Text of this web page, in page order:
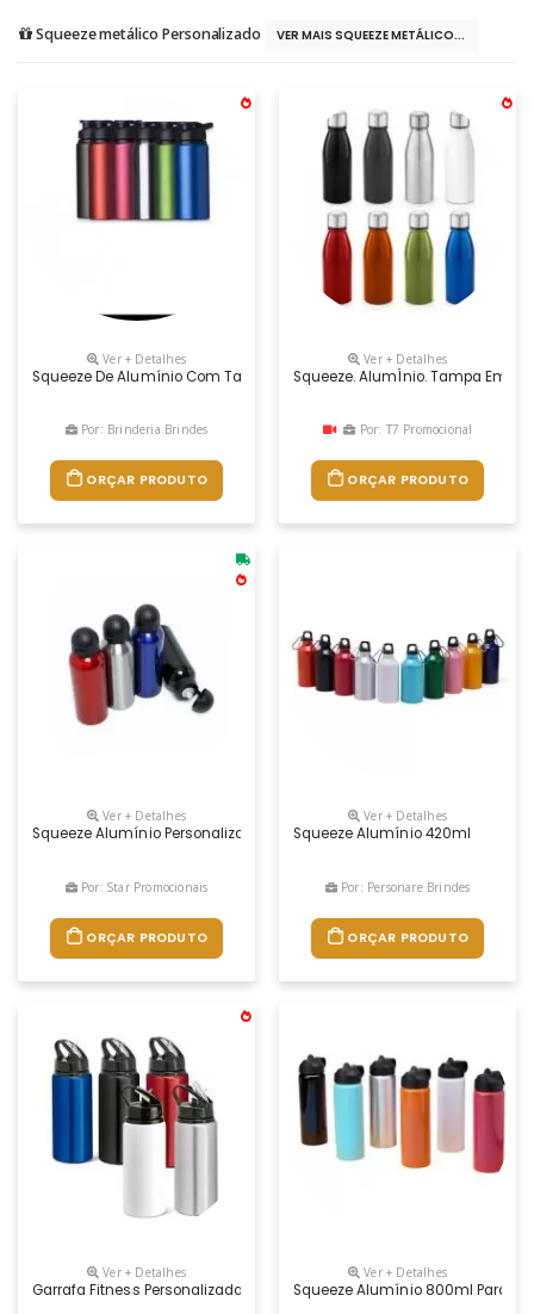
Squeeze metálico Personalizado VER MAIS SQUEEZE METÁLICO...
Ver + Detalhes
Squeeze De Alumínio Com Tampa Plástica De Bico, Capacidade Para
Por: Brinderia Brindes
ORÇAR PRODUTO
Ver + Detalhes
Squeeze. AlumÍnio. Tampa Em
Por: T7 Promocional
ORÇAR PRODUTO
Ver + Detalhes
Squeeze Alumínio Personalizado
Por: Star Promocionais
ORÇAR PRODUTO
Ver + Detalhes
Squeeze Alumínio 420ml
Por: Personare Brindes
ORÇAR PRODUTO
Ver + Detalhes
Garrafa Fitness Personalizada, Possui Capacidade De 670 Ml,
Ver + Detalhes
Squeeze Alumínio 800ml Para